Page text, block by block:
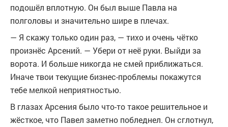
подошёл вплотную. Он был выше Павла на
полголовы и значительно шире в плечах.
— Я скажу только один раз, — тихо и очень чётко
произнёс Арсений. — Убери от неё руки. Выйди за
ворота. И больше никогда не смей приближаться.
Иначе твои текущие бизнес-проблемы покажутся
тебе мелкой неприятностью.
В глазах Арсения было что-то такое решительное и
жёсткое, что Павел заметно побледнел. Он сглотнул,